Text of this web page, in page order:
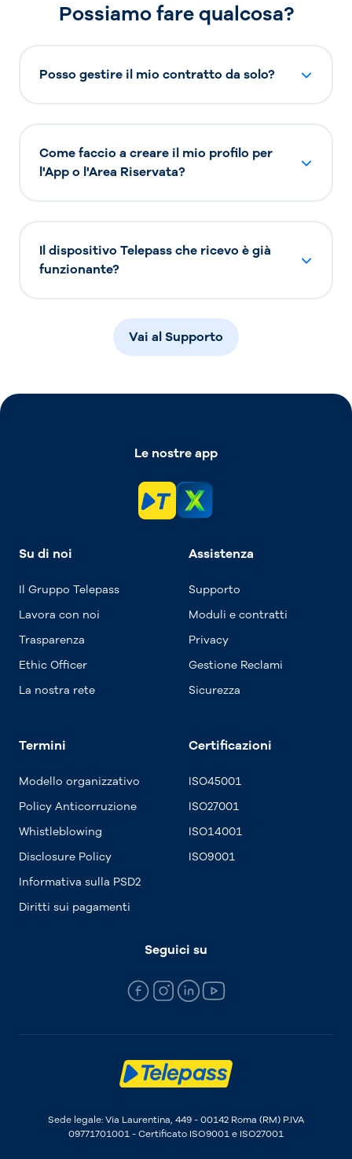
Possiamo fare qualcosa?
Posso gestire il mio contratto da solo?
Come faccio a creare il mio profilo per
l'App o l'Area Riservata?
Il dispositivo Telepass che ricevo è già
funzionante?
Vai al Supporto
Le nostre app
Su di noi
Il Gruppo Telepass
Lavora con noi
Trasparenza
Ethic Officer
La nostra rete
Assistenza
Supporto
Moduli e contratti
Privacy
Gestione Reclami
Sicurezza
Termini
Modello organizzativo
Policy Anticorruzione
Whistleblowing
Disclosure Policy
Informativa sulla PSD2
Diritti sui pagamenti
Certificazioni
ISO45001
ISO27001
ISO14001
ISO9001
Seguici su
Sede legale: Via Laurentina, 449 - 00142 Roma (RM) P.IVA
09771701001 - Certificato ISO9001 e ISO27001